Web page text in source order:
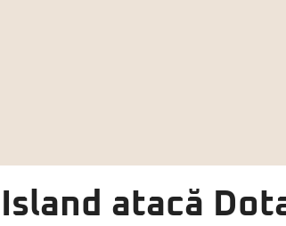
Island atacă